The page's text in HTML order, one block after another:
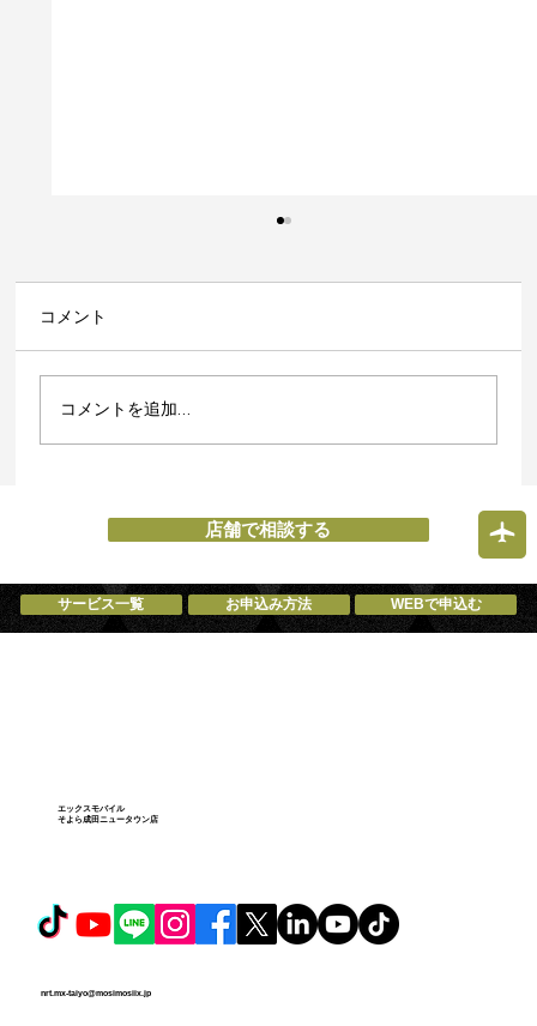
「街の便利なケータイ屋」エックスモバ
コメント
コメントを追加…
店舗で相談する
サービス一覧 お申込み方法 WEBで申込む
エックスモバイル
そよら成田ニュータウン店
nrt.mx-taiyo@mosimosiix.jp